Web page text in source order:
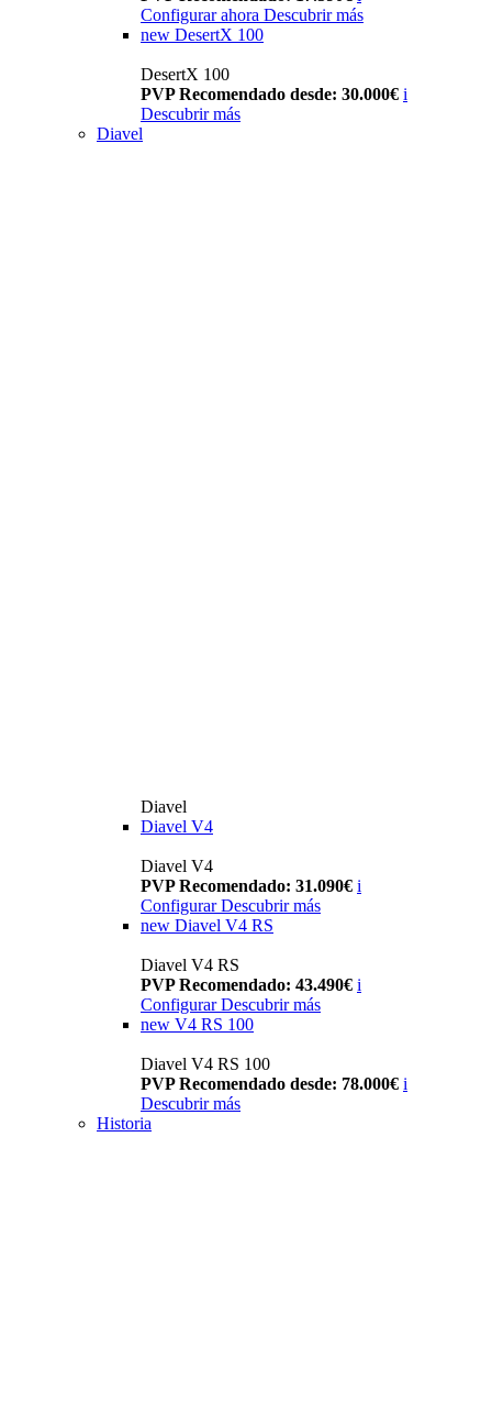
Configurar ahora Descubrir más
new DesertX 100
DesertX 100
PVP Recomendado desde: 30.000€ i
Descubrir más
Diavel
Diavel
Diavel V4
Diavel V4
PVP Recomendado: 31.090€ i
Configurar Descubrir más
new Diavel V4 RS
Diavel V4 RS
PVP Recomendado: 43.490€ i
Configurar Descubrir más
new V4 RS 100
Diavel V4 RS 100
PVP Recomendado desde: 78.000€ i
Descubrir más
Historia